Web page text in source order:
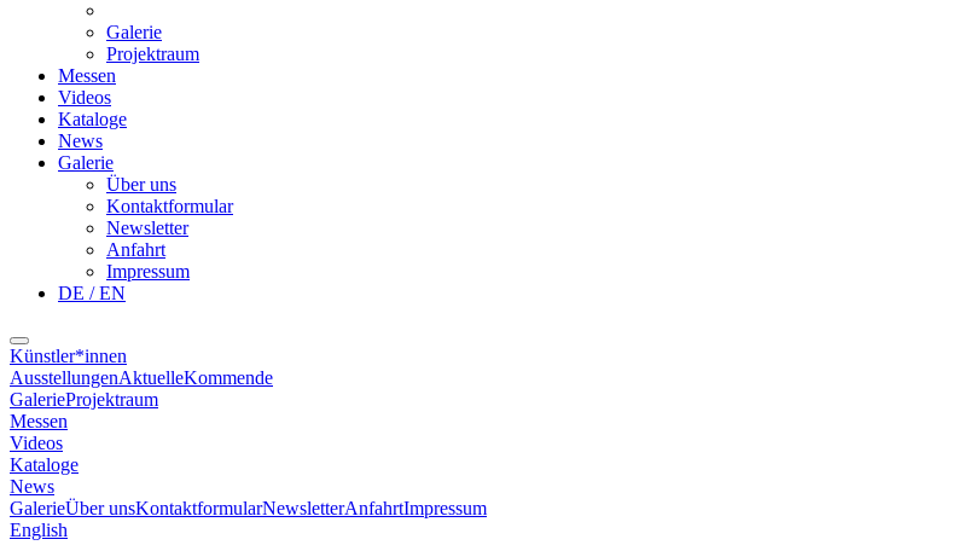
Galerie
Projektraum
Messen
Videos
Kataloge
News
Galerie
Über uns
Kontaktformular
Newsletter
Anfahrt
Impressum
DE / EN
Künstler*innen
AusstellungenAktuelleKommende
GalerieProjektraum
Messen
Videos
Kataloge
News
GalerieÜber unsKontaktformularNewsletterAnfahrtImpressum
English